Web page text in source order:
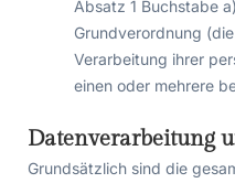
Absatz 1 Buchstabe
Grundverordnung
Verarbeitung ihrer
einen oder mehrere
Datenverarbeitung
Grundsätzlich sind die